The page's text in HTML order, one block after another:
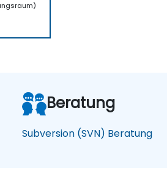
Beratung
Subversion (SVN) Beratung